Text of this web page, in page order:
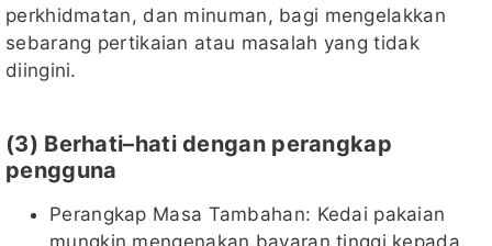
perkhidmatan, dan minuman, bagi mengelakkan
sebarang pertikaian atau masalah yang tidak
diingini.
(3) Berhati–hati dengan perangkap
pengguna
Perangkap Masa Tambahan: Kedai pakaian